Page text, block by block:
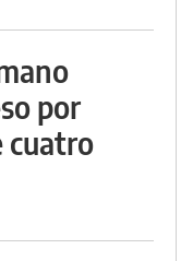
por
cuatro